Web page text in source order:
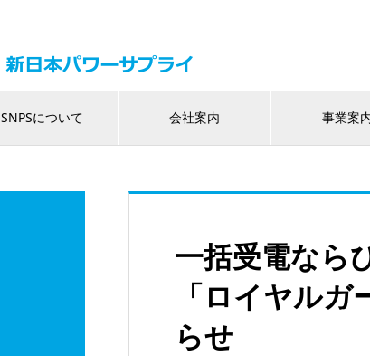
SNPSについて 会社案内 事業案
一括受電なら
「ロイヤル
らせ